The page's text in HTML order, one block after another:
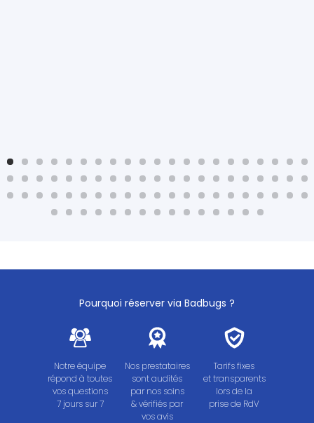
Pourquoi réserver via Badbugs ?
Notre équipe
répond à toutes
vos questions
7 jours sur 7
Nos prestataires
sont audités
par nos soins
& vérifiés par
vos avis
Tarifs fixes
et transparents
lors de la
prise de RdV